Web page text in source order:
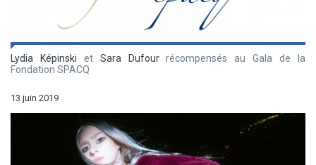
Lydia Képinski et Sara Dufourrécompensés au Gala de la
Fondation SPACQ
13 juin 2019